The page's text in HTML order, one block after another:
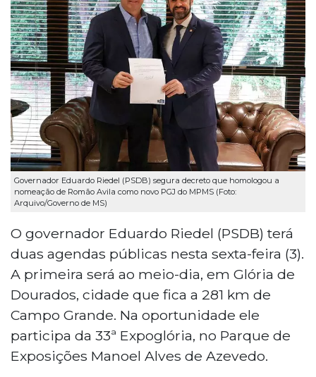
Governador Eduardo Riedel (PSDB) segura decreto que homologou a
nomeação de Romão Avila como novo PGJ do MPMS (Foto:
Arquivo/Governo de MS)
O governador Eduardo Riedel (PSDB) terá
duas agendas públicas nesta sexta-feira (3).
A primeira será ao meio-dia, em Glória de
Dourados, cidade que fica a 281 km de
Campo Grande. Na oportunidade ele
participa da 33ª Expoglória, no Parque de
Exposições Manoel Alves de Azevedo.